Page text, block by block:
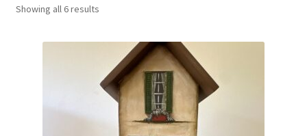
Loja
Peças em promoção
Showing all 6 resultsSorted